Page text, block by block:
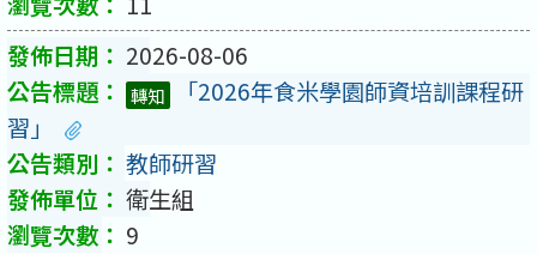
2026-08-06
轉知
「2026年食米學園師資培訓課程研
習」
教師研習
衛生組
9